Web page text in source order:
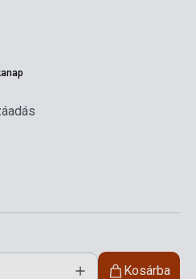
Kosárba